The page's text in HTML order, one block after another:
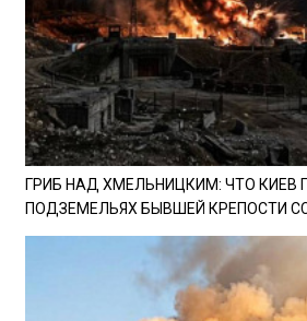
ГРИБ НАД ХМЕЛЬНИЦКИМ: ЧТО КИЕВ
ПОДЗЕМЕЛЬЯХ БЫВШЕЙ КРЕПОСТИ